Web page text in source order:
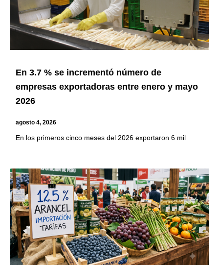
En 3.7 % se incrementó número de
empresas exportadoras entre enero y mayo
2026
agosto 4, 2026
En los primeros cinco meses del 2026 exportaron 6 mil